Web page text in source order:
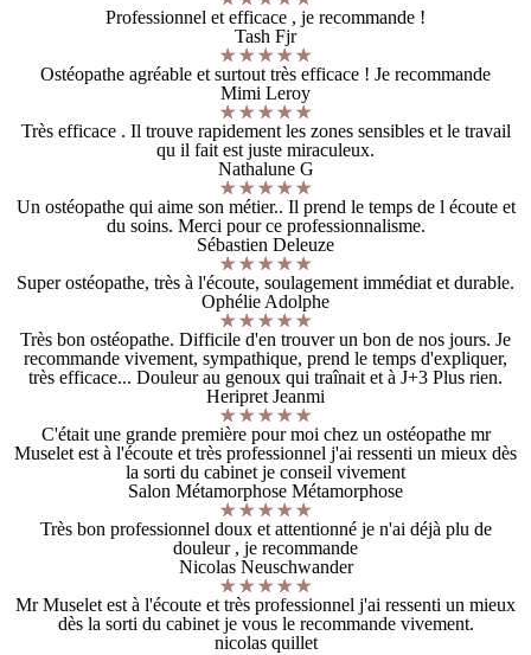
Professionnel et efficace , je recommande !
Tash Fjr
Ostéopathe agréable et surtout très efficace ! Je recommande
Mimi Leroy
Très efficace . Il trouve rapidement les zones sensibles et le travail
qu il fait est juste miraculeux.
Nathalune G
Un ostéopathe qui aime son métier.. Il prend le temps de l écoute et
du soins. Merci pour ce professionnalisme.
Sébastien Deleuze
Super ostéopathe, très à l'écoute, soulagement immédiat et durable.
Ophélie Adolphe
Très bon ostéopathe. Difficile d'en trouver un bon de nos jours. Je
recommande vivement, sympathique, prend le temps d'expliquer,
très efficace... Douleur au genoux qui traînait et à J+3 Plus rien.
Heripret Jeanmi
C'était une grande première pour moi chez un ostéopathe mr
Muselet est à l'écoute et très professionnel j'ai ressenti un mieux dès
la sorti du cabinet je conseil vivement
Salon Métamorphose Métamorphose
Très bon professionnel doux et attentionné je n'ai déjà plu de
douleur , je recommande
Nicolas Neuschwander
Mr Muselet est à l'écoute et très professionnel j'ai ressenti un mieux
dès la sorti du cabinet je vous le recommande vivement.
nicolas quillet